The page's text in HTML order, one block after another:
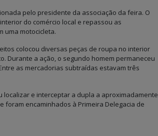
pelo presidente da associação da feira. O
do comércio local e repassou as
uma motocicleta.
colocou diversas peças de roupa no interior
Durante a ação, o segundo homem permaneceu
as mercadorias subtraídas estavam três
localizar e interceptar a dupla a aproximadamente
foram encaminhados à Primeira Delegacia de